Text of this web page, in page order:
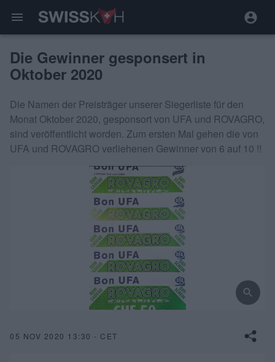
menu
Die Gewinner gesponsert in
Oktober 2020
Die Namen der Preisträger unserer Siegerliste für den
Monat Oktober 2020, gesponsort von UFA und ROVAGRO,
sind veröffentlicht worden. Zum ersten Mal gehen die von
UFA und ROVAGRO verliehenen Gewinner von 6 auf 10 !!
05 NOV 2020 13:30 - CET